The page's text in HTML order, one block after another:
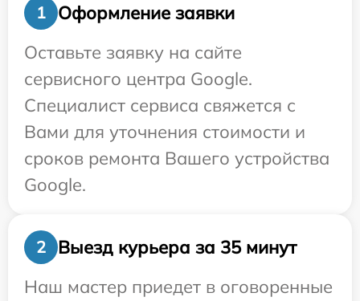
1
Оформление заявки
Оставьте заявку на сайте
сервисного центра Google.
Специалист сервиса свяжется с
Вами для уточнения стоимости и
сроков ремонта Вашего устройства
Google.
2
Выезд курьера за 35 минут
Наш мастер приедет в оговоренные